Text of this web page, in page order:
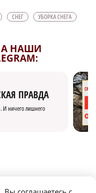
СНЕГ УБОРКА СНЕГА
НАШИ
ПРАВДА
И ничего лишнего